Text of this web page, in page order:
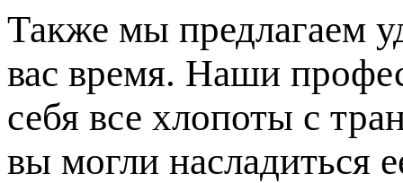
Также мы предлагаем
вас время. Наши
себя все хлопоты с
вы могли насладиться